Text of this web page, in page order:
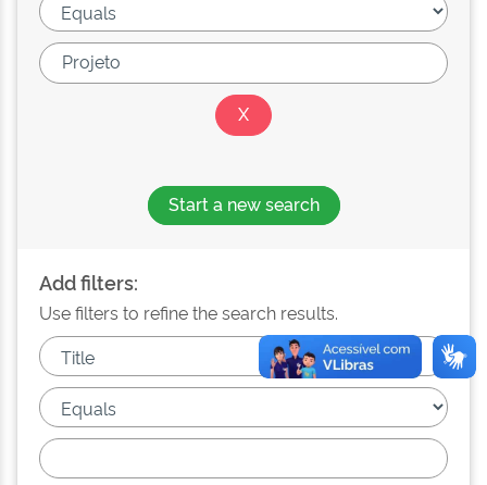
Start a new search
Add filters:
Use filters to refine the search results.